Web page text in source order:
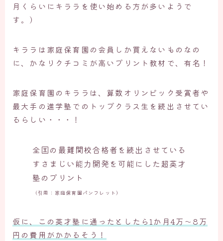
月くらいにキララを使い始める方が多いようで
す。）
キララは家庭保育園の会員しか買えないものなの
に、かなりクチコミが高いプリント教材で、有名！
家庭保育園のキララは、算数オリンピック受賞者や
最大手の進学塾でのトップクラス生を続出させてい
るらしい・・・！
全国の最難関校合格者を続出させている
すさまじい能力開発を可能にした超英才
塾のプリント
（引用：家庭保育園パンフレット）
仮に、この英才塾に通ったとしたら1 か月4万～8万
円の費用がかかるそう！